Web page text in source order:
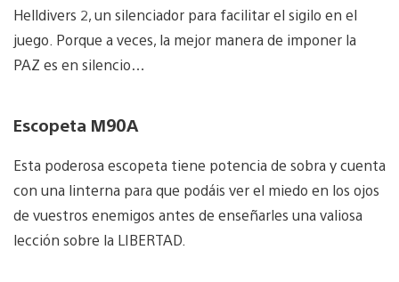
Helldivers 2, un silenciador para facilitar el sigilo en el
juego. Porque a veces, la mejor manera de imponer la
PAZ es en silencio…
Escopeta M90A
Esta poderosa escopeta tiene potencia de sobra y cuenta
con una linterna para que podáis ver el miedo en los ojos
de vuestros enemigos antes de enseñarles una valiosa
lección sobre la LIBERTAD.